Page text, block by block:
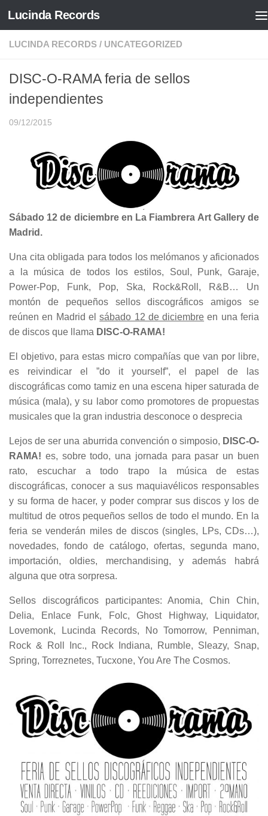
Saltar al contenido
Lucinda Records
LUCINDA RECORDS / UNCATEGORIZED
DISC-O-RAMA feria de sellos
independientes
09/12/2015
Sábado 12 de diciembre en La Fiambrera Art Gallery de
Madrid.
Una cita obligada para todos los melómanos y aficionados
a la música de todos los estilos, Soul, Punk, Garaje,
Power-Pop, Funk, Pop, Ska, Rock&Roll, R&B… Un
montón de pequeños sellos discográficos amigos se
reúnen en Madrid elsábado 12 de diciembre en una feria
de discos que llama DISC-O-RAMA!
El objetivo, para estas micro compañías que van por libre,
es reivindicar el ”do it yourself”, el papel de las
discográficas como tamiz en una escena hiper saturada de
música (mala), y su labor como promotores de propuestas
musicales que la gran industria desconoce o desprecia
Lejos de ser una aburrida convención o simposio, DISC-O-
RAMA! es, sobre todo, una jornada para pasar un buen
rato, escuchar a todo trapo la música de estas
discográficas, conocer a sus maquiavélicos responsables
y su forma de hacer, y poder comprar sus discos y los de
multitud de otros pequeños sellos de todo el mundo. En la
feria se venderán miles de discos (singles, LPs, CDs…),
novedades, fondo de catálogo, ofertas, segunda mano,
importación, oldies, merchandising, y además habrá
alguna que otra sorpresa.
Sellos discográficos participantes: Anomia, Chin Chin,
Delia, Enlace Funk, Folc, Ghost Highway, Liquidator,
Lovemonk, Lucinda Records, No Tomorrow, Penniman,
Rock & Roll Inc., Rock Indiana, Rumble, Sleazy, Snap,
Spring, Torreznetes, Tucxone, You Are The Cosmos.